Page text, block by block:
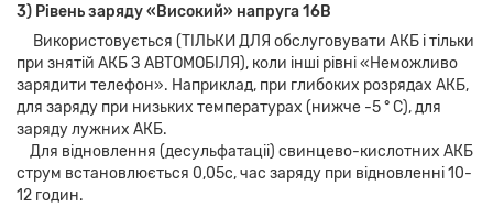
3) Рівень заряду «Високий» напруга 16В
Використовується (ТІЛЬКИ ДЛЯ обслуговувати АКБ і тільки
при знятій АКБ З АВТОМОБІЛЯ), коли інші рівні «Неможливо
зарядити телефон». Наприклад, при глибоких розрядах АКБ,
для заряду при низьких температурах (нижче -5 ° С), для
заряду лужних АКБ.
Для відновлення (десульфатаціі) свинцево-кислотних АКБ
струм встановлюється 0,05с, час заряду при відновленні 10-
12 годин.